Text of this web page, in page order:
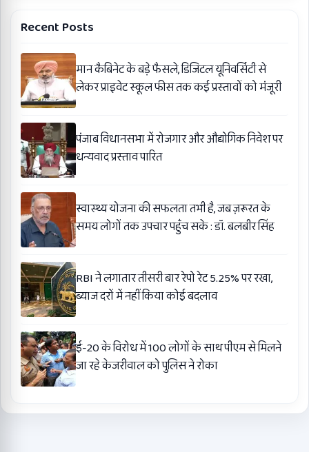
Recent Posts
मान कैबिनेट के बड़े फैसले, डिजिटल यूनिवर्सिटी से
लेकर प्राइवेट स्कूल फीस तक कई प्रस्तावों को मंजूरी
पंजाब विधानसभा में रोजगार और औद्योगिक निवेश पर
धन्यवाद प्रस्ताव पारित
स्वास्थ्य योजना की सफलता तभी है, जब ज़रूरत के
समय लोगों तक उपचार पहुँच सके : डॉ. बलबीर सिंह
RBI ने लगातार तीसरी बार रेपो रेट 5.25% पर रखा,
ब्याज दरों में नहीं किया कोई बदलाव
ई-20 के विरोध में 100 लोगों के साथ पीएम से मिलने
जा रहे केजरीवाल को पुलिस ने रोका